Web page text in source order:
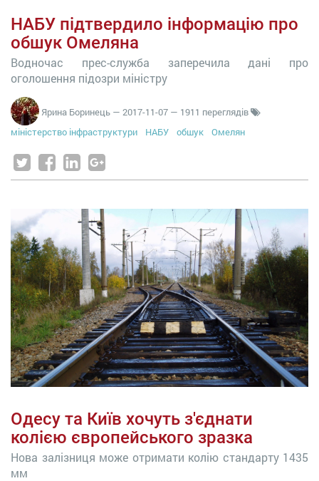
НАБУ підтвердило інформацію про
обшук Омеляна
Водночас прес-служба заперечила дані про
оголошення підозри міністру
Ярина Боринець — 2017-11-07 — 1911 переглядів
міністерство інфраструктури
НАБУ обшук Омелян
Одесу та Київ хочуть з'єднати
колією європейського зразка
Нова залізниця може отримати колію стандарту 1435
мм